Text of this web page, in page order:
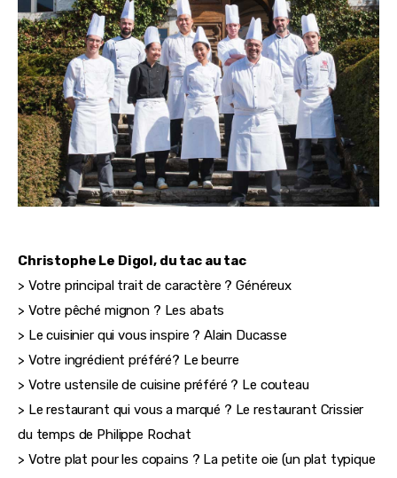
Christophe Le Digol, du tac au tac
> Votre principal trait de caractère ? Généreux
> Votre pêché mignon ? Les abats
> Le cuisinier qui vous inspire ? Alain Ducasse
> Votre ingrédient préféré? Le beurre
> Votre ustensile de cuisine préféré ? Le couteau
> Le restaurant qui vous a marqué ? Le restaurant Crissier
du temps de Philippe Rochat
> Votre plat pour les copains ? La petite oie (un plat typique